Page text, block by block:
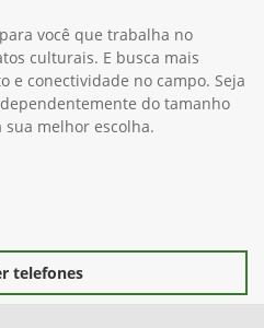
você que trabalha no
culturais. E busca mais
e conectividade no campo. Seja
do tamanho
melhor escolha.
telefones